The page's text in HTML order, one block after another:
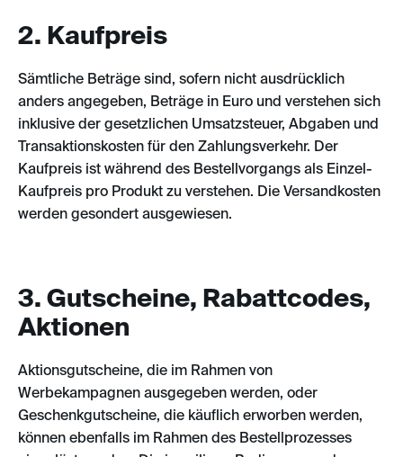
2. Kaufpreis
Sämtliche Beträge sind, sofern nicht ausdrücklich
anders angegeben, Beträge in Euro und verstehen sich
inklusive der gesetzlichen Umsatzsteuer, Abgaben und
Transaktionskosten für den Zahlungsverkehr. Der
Kaufpreis ist während des Bestellvorgangs als Einzel-
Kaufpreis pro Produkt zu verstehen. Die Versandkosten
werden gesondert ausgewiesen.
3. Gutscheine, Rabattcodes,
Aktionen
Aktionsgutscheine, die im Rahmen von
Werbekampagnen ausgegeben werden, oder
Geschenkgutscheine, die käuflich erworben werden,
können ebenfalls im Rahmen des Bestellprozesses